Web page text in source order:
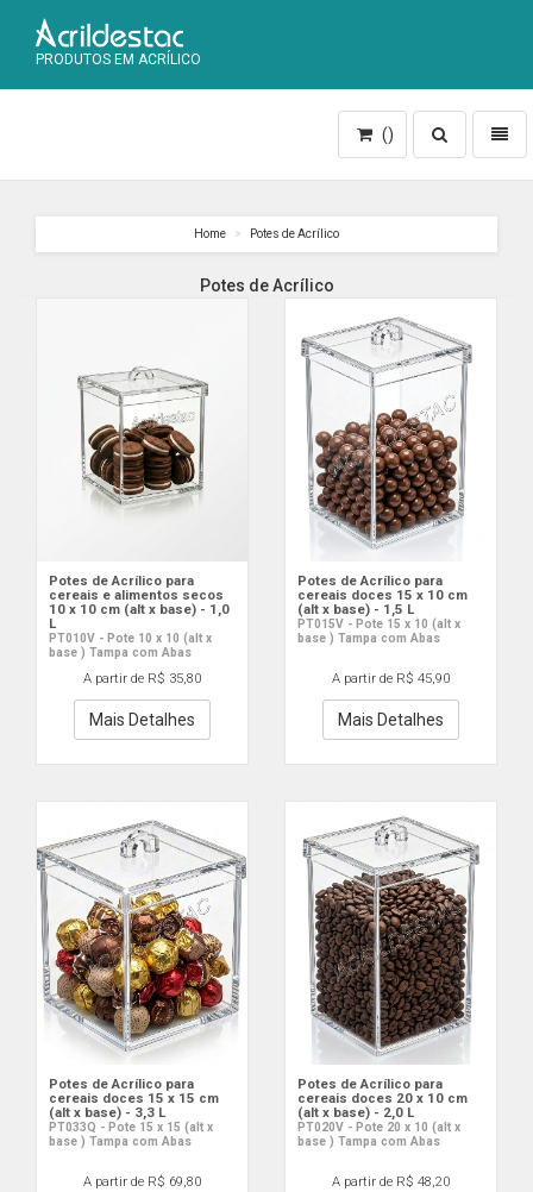
PRODUTOS EM ACRÍLICO
Toggle
search
()
Home Potes de Acrílico
Potes de Acrílico
Potes de Acrílico para
cereais e alimentos secos
10 x 10 cm (alt x base) - 1,0
L
PT010V - Pote 10 x 10 (alt x
base ) Tampa com Abas
A partir de R$ 35,80
Mais Detalhes
Potes de Acrílico para
cereais doces 15 x 10 cm
(alt x base) - 1,5 L
PT015V - Pote 15 x 10 (alt x
base ) Tampa com Abas
A partir de R$ 45,90
Mais Detalhes
Potes de Acrílico para
cereais doces 15 x 15 cm
(alt x base) - 3,3 L
PT033Q - Pote 15 x 15 (alt x
base ) Tampa com Abas
A partir de R$ 69,80
Potes de Acrílico para
cereais doces 20 x 10 cm
(alt x base) - 2,0 L
PT020V - Pote 20 x 10 (alt x
base ) Tampa com Abas
A partir de R$ 48,20